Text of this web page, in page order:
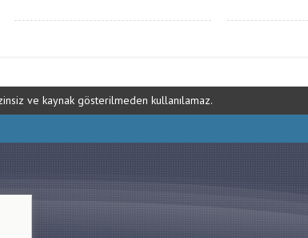
ve kaynak gösterilmeden kullanılamaz.